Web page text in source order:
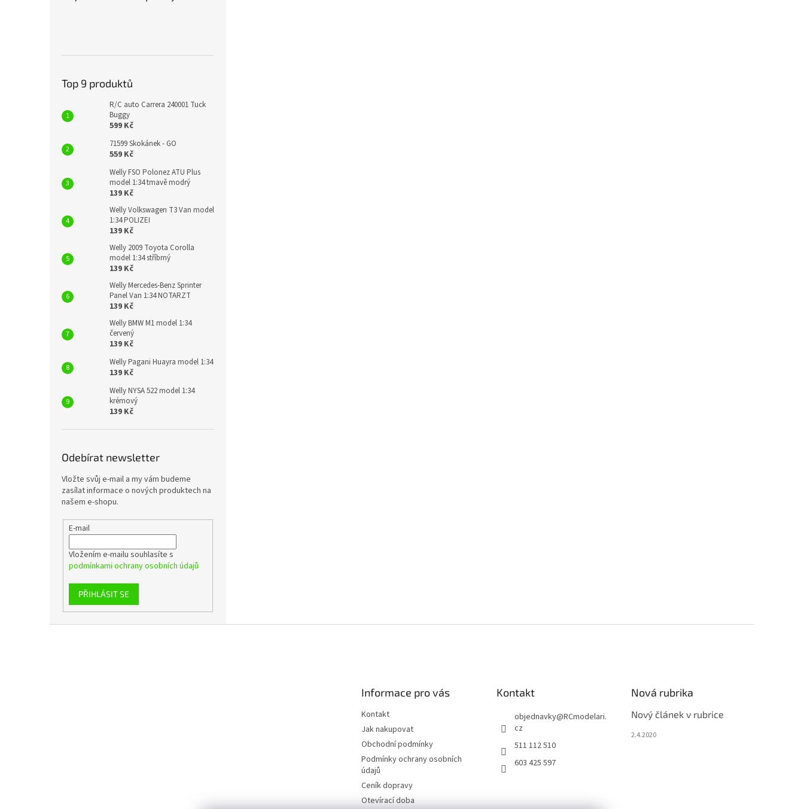
Top 9 produktů
R/C auto Carrera 240001 Tuck
Buggy
599 Kč
71599 Skokánek - GO
559 Kč
Welly FSO Polonez ATU Plus
model 1:34 tmavě modrý
139 Kč
Welly Volkswagen T3 Van model
1:34 POLIZEI
139 Kč
Welly 2009 Toyota Corolla
model 1:34 stříbrný
139 Kč
Welly Mercedes-Benz Sprinter
Panel Van 1:34 NOTARZT
139 Kč
Welly BMW M1 model 1:34
červený
139 Kč
Welly Pagani Huayra model 1:34
139 Kč
Welly NYSA 522 model 1:34
krémový
139 Kč
Odebírat newsletter
Vložte svůj e-mail a my vám budeme
zasílat informace o nových produktech na
našem e-shopu.
E-mail
Vložením e-mailu souhlasíte s
podmínkami ochrany osobních údajů
PŘIHLÁSIT SE
Informace pro vás
Kontakt
Jak nakupovat
Obchodní podmínky
Podmínky ochrany osobních
údajů
Ceník dopravy
Otevírací doba
Kontakt
objednavky@RCmodelari.
cz
511 112 510
603 425 597
Nová rubrika
Nový článek v rubrice
2.4.2020